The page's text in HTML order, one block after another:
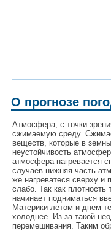
О прогнозе
Атмосфера, с точки
сжимаемую среду.
веществ, которые в
неустойчивость
атмосфера нагревается
случаев нижняя часть
же нагреватеся сверху и
слабо. Так как
начинает подниматься
Материки летом и днем
холоднее. Из-за такой
перемешивания. Таким